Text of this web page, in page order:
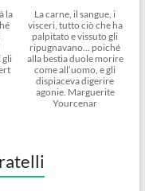
la
gli
La carne, il sangue, i
visceri, tutto ciò che ha
palpitato e vissuto gli
ripugnavano… poiché
alla bestia duole morire
come all’uomo, e gli
dispiaceva digerire
agonie. Marguerite
Yourcenar